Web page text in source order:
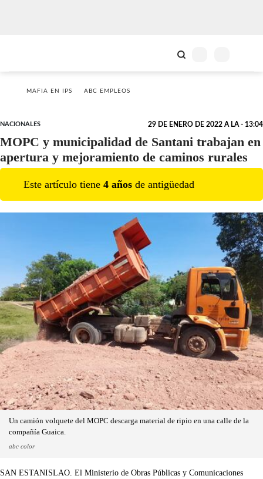
MAFIA EN IPS ABC EMPLEOS
NACIONALES 29 DE ENERO DE 2022 A LA - 13:04
MOPC y municipalidad de Santani trabajan en
apertura y mejoramiento de caminos rurales
Este artículo tiene 4 años de antigüedad
Un camión volquete del MOPC descarga material de ripio en una calle de la
compañía Guaica.
abc color
SAN ESTANISLAO. El Ministerio de Obras Públicas y Comunicaciones